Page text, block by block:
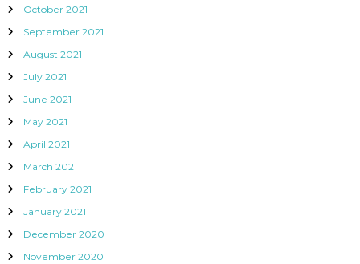
October 2021
September 2021
August 2021
July 2021
June 2021
May 2021
April 2021
March 2021
February 2021
January 2021
December 2020
November 2020